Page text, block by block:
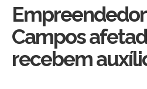
Campos
recebem